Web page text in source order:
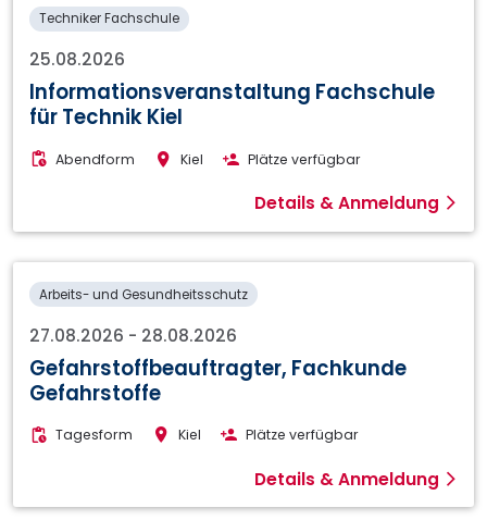
Techniker Fachschule
25.08.2026
Informationsveranstaltung Fachschule
für Technik Kiel
Abendform Kiel Plätze verfügbar
Details & Anmeldung
Arbeits- und Gesundheitsschutz
27.08.2026 - 28.08.2026
Gefahrstoffbeauftragter, Fachkunde
Gefahrstoffe
Tagesform Kiel Plätze verfügbar
Details & Anmeldung